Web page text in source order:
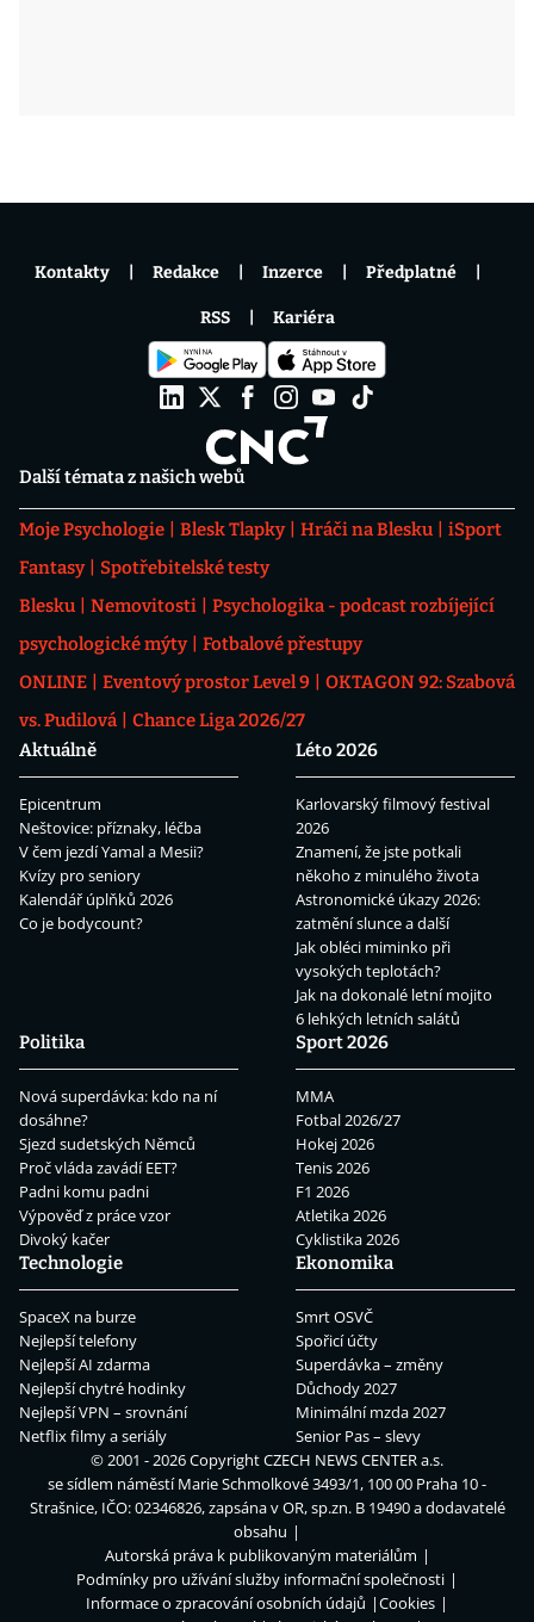
Další témata z našich webů
Moje Psychologie Blesk Tlapky Hráči na Blesku
iSport
Fantasy
Spotřebitelské testy
Blesku
Nemovitosti
Psychologika - podcast rozbíjející
psychologické mýty
Fotbalové přestupy
ONLINE
Eventový prostor Level 9
OKTAGON 92: Szabová
vs. Pudilová
Chance Liga 2026/27
Aktuálně
Epicentrum
Neštovice: příznaky, léčba
V čem jezdí Yamal a Mesii?
Kvízy pro seniory
Kalendář úplňků 2026
Co je bodycount?
Léto 2026
Karlovarský filmový festival
2026
Znamení, že jste potkali
někoho z minulého života
Astronomické úkazy 2026:
zatmění slunce a další
Jak obléci miminko při
vysokých teplotách?
Jak na dokonalé letní mojito
6 lehkých letních salátů
Politika
Nová superdávka: kdo na ní
dosáhne?
Sjezd sudetských Němců
Proč vláda zavádí EET?
Padni komu padni
Výpověď z práce vzor
Divoký kačer
Sport 2026
MMA
Fotbal 2026/27
Hokej 2026
Tenis 2026
F1 2026
Atletika 2026
Cyklistika 2026
Technologie
SpaceX na burze
Nejlepší telefony
Nejlepší AI zdarma
Nejlepší chytré hodinky
Nejlepší VPN – srovnání
Netflix filmy a seriály
Ekonomika
Smrt OSVČ
Spořicí účty
Superdávka – změny
Důchody 2027
Minimální mzda 2027
Senior Pas – slevy
Kontakty Redakce Inzerce Předplatné
RSS Kariéra
© 2001 - 2026 CopyrightCZECH NEWS CENTER a.s.
se sídlem náměstí Marie Schmolkové 3493/1, 100 00 Praha 10 -
Strašnice, IČO: 02346826, zapsána v OR, sp.zn. B 19490 a dodavatelé
obsahu
Autorská práva k publikovaným materiálům
Podmínky pro užívání služby informační společnosti
Informace o zpracování osobních údajů
Cookies